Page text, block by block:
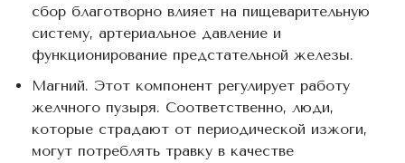
сбор благотворно влияет на пищеварительную
систему, артериальное давление и
функционирование предстательной железы.
Магний. Этот компонент регулирует работу
желчного пузыря. Соответственно, люди,
которые страдают от периодической изжоги,
могут потреблять травку в качестве